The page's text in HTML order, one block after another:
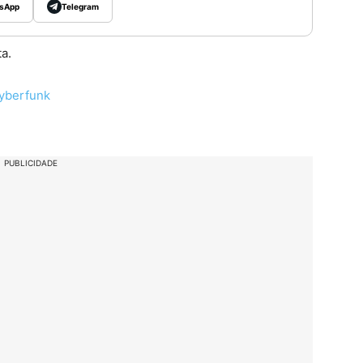
Telegram
PUBLICIDADE